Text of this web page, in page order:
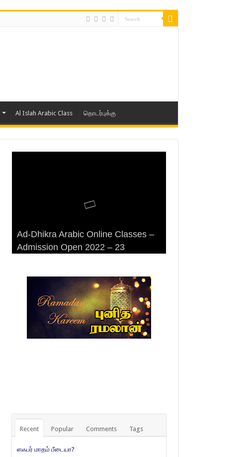
Al Islah Arabic Class தொடர்புக்கு
Ad-Dhikra Arabic Online Classes –
Admission Open 2022 – 23
Ad-Dhikra Arabic Online Classes –
BA Arabic
AD DHIKRA ARABIC COLLEGE
ADMISSION
Hajiri Masjid (Kuwait Masjid), Malaz,
Riyadh
Recent Popular Comments Tags
ஸஃபர் மாதம் பீடையா?